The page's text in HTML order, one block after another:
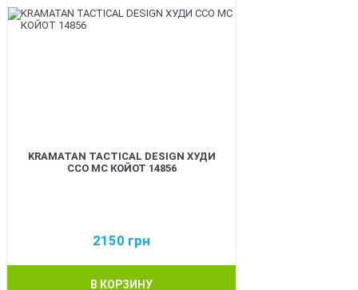
KRAMATAN TACTICAL DESIGN ХУДИ
ССО МС КОЙОТ 14856
2150 грн
В КОРЗИНУ